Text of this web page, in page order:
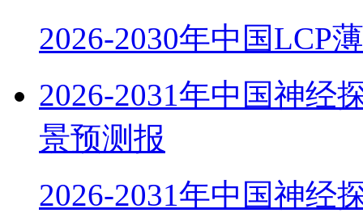
2026-2030年中国LCP
2026-2031年中国神经
景预测报
2026-2031年中国神经